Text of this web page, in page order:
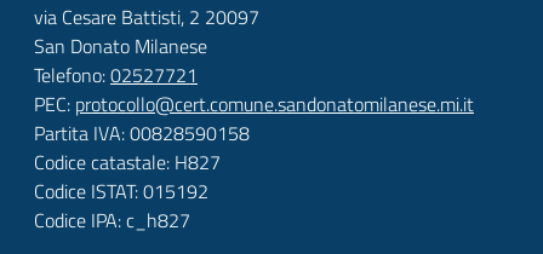
via Cesare Battisti, 2 20097
San Donato Milanese
Telefono:02527721
PEC: protocollo@cert.comune.sandonatomilanese.mi.it
Partita IVA: 00828590158
Codice catastale: H827
Codice ISTAT: 015192
Codice IPA: c_h827